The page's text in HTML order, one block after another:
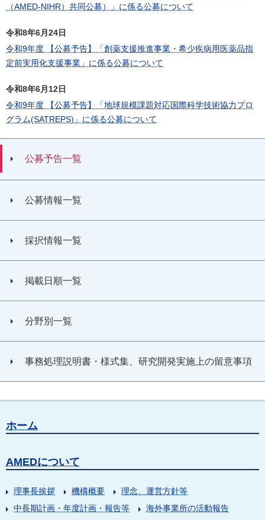
（AMED-NIHR）共同公募）」に係る公募について
令和8年6月24日
令和9年度 【公募予告】「創薬支援推進事業・希少疾病用医薬品指
定前実用化支援事業」に係る公募について
令和8年6月12日
令和9年度 【公募予告】「地球規模課題対応国際科学技術協⼒プロ
グラム(SATREPS)」に係る公募について
公募予告一覧
公募情報一覧
採択情報一覧
掲載日順一覧
分野別一覧
事務処理説明書・様式集、研究開発実施上の留意事項
ホーム
AMEDについて
理事長挨拶 機構概要
理念、運営方針等
中長期計画・年度計画・報告等
海外事業所の活動報告